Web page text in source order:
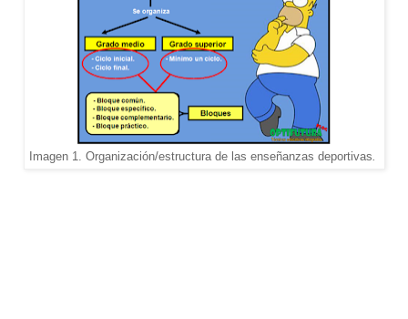
Imagen 1. Organización/estructura de las enseñanzas deportivas.